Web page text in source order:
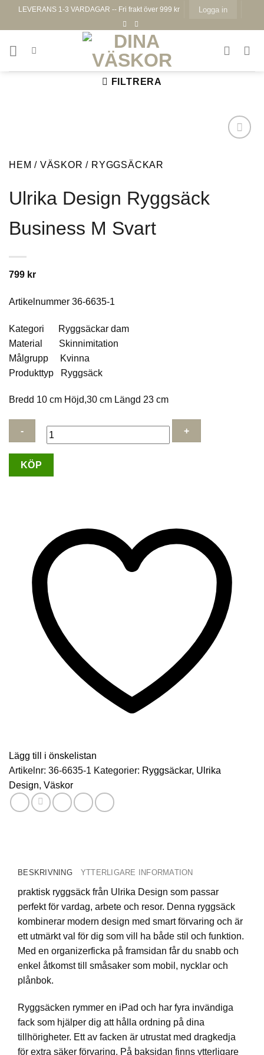
LEVERANS 1-3 VARDAGAR -- Fri frakt över 999 kr Logga in
FILTRERA
önskelistan
HEM / VÄSKOR / RYGGSÄCKAR
Ulrika Design Ryggsäck
Business M Svart
799 kr
Artikelnummer 36-6635-1
Kategori Ryggsäckar dam
Material Skinnimitation
Målgrupp Kvinna
Produkttyp Ryggsäck
Bredd 10 cm Höjd,30 cm Längd 23 cm
Ulrika
KÖP
Lägg till i önskelistan
Artikelnr: 36-6635-1 Kategorier: Ryggsäckar, Ulrika
Design, Väskor
BESKRIVNING YTTERLIGARE INFORMATION
praktisk ryggsäck från Ulrika Design som passar
perfekt för vardag, arbete och resor. Denna ryggsäck
kombinerar modern design med smart förvaring och är
ett utmärkt val för dig som vill ha både stil och funktion.
Med en organizerficka på framsidan får du snabb och
enkel åtkomst till småsaker som mobil, nycklar och
plånbok.
Ryggsäcken rymmer en iPad och har fyra invändiga
fack som hjälper dig att hålla ordning på dina
tillhörigheter. Ett av facken är utrustat med dragkedja
för extra säker förvaring. På baksidan finns ytterligare